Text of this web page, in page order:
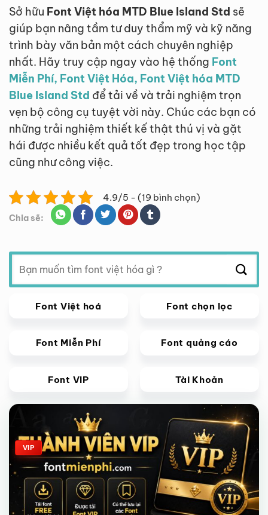
Sở hữu Font Việt hóa MTD Blue Island Std sẽ
giúp bạn nâng tầm tư duy thẩm mỹ và kỹ năng
trình bày văn bản một cách chuyên nghiệp
nhất. Hãy truy cập ngay vào hệ thống Font
Miễn Phí, Font Việt Hóa, Font Việt hóa MTD
Blue Island Std để tải về và trải nghiệm trọn
vẹn bộ công cụ tuyệt vời này. Chúc các bạn có
những trải nghiệm thiết kế thật thú vị và gặt
hái được nhiều kết quả tốt đẹp trong học tập
cũng như công việc.
4.9/5 - (19 bình chọn)
Chia sẽ:
Tìm
kiếm:
Font Việt hoá Font chọn lọc
Font Miễn Phí Font quảng cáo
Font VIP Tài Khoản
Giảm giá!
VIP